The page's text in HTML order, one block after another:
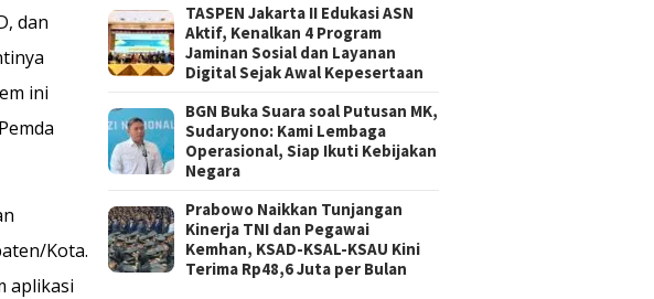
dan
ini
Kota.
aplikasi
TASPEN Jakarta II Edukasi ASN
Aktif, Kenalkan 4 Program
Jaminan Sosial dan Layanan
Digital Sejak Awal Kepesertaan
BGN Buka Suara soal Putusan MK,
Sudaryono: Kami Lembaga
Operasional, Siap Ikuti Kebijakan
Negara
Prabowo Naikkan Tunjangan
Kinerja TNI dan Pegawai
Kemhan, KSAD-KSAL-KSAU Kini
Terima Rp48,6 Juta per Bulan